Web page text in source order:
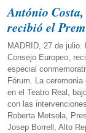
António
recibió el
MADRID, 27 de
Consejo Europeo,
especial
Fórum. La
en el Teatro Real,
con las
Roberta Metsola,
Josep Borrell, Alto